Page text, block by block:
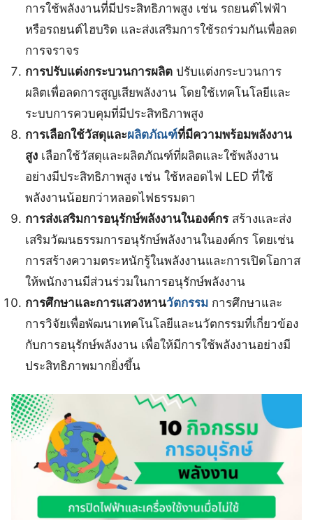
การใช้พลังงานที่มีประสิทธิภาพสูง เช่น รถยนต์ไฟฟ้า
หรือรถยนต์ไฮบริด และส่งเสริมการใช้รถร่วมกันเพื่อลด
การจราจร
การปรับแต่งกระบวนการผลิต ปรับแต่งกระบวนการ
ผลิตเพื่อลดการสูญเสียพลังงาน โดยใช้เทคโนโลยีและ
ระบบการควบคุมที่มีประสิทธิภาพสูง
การเลือกใช้วัสดุและผลิตภัณฑ์ที่มีความพร้อมพลังงาน
สูง เลือกใช้วัสดุและผลิตภัณฑ์ที่ผลิตและใช้พลังงาน
อย่างมีประสิทธิภาพสูง เช่น ใช้หลอดไฟ LED ที่ใช้
พลังงานน้อยกว่าหลอดไฟธรรมดา
การส่งเสริมการอนุรักษ์พลังงานในองค์กรสร้างและส่ง
เสริมวัฒนธรรมการอนุรักษ์พลังงานในองค์กร โดยเช่น
การสร้างความตระหนักรู้ในพลังงานและการเปิดโอกาส
ให้พนักงานมีส่วนร่วมในการอนุรักษ์พลังงาน
การศึกษาและการแสวงหานวัตกรรม การศึกษาและ
การวิจัยเพื่อพัฒนาเทคโนโลยีและนวัตกรรมที่เกี่ยวข้อง
กับการอนุรักษ์พลังงาน เพื่อให้มีการใช้พลังงานอย่างมี
ประสิทธิภาพมากยิ่งขึ้น